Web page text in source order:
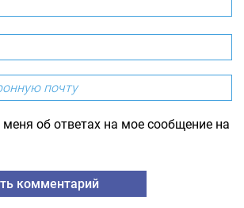
об ответах на мое сообщение на